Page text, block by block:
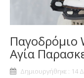
Παγοδρόμιο
Αγία
Δημιουργήθηκε : 14